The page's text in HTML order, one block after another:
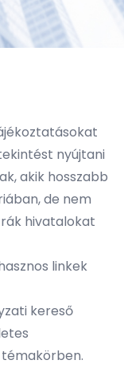
nyújtani
akik hosszabb
de nem
hivatalokat
linkek
kereső